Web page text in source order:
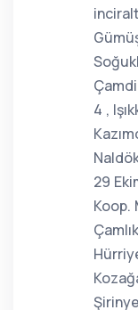
4 ,
29
Koop.